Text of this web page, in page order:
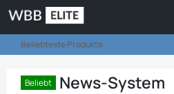
Beliebteste Produkte
Beliebt News-System